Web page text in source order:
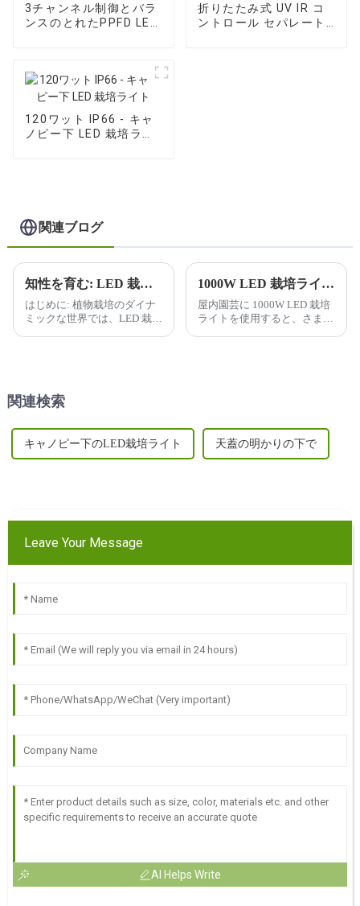
3チャンネル制御とバラ
ンスのとれたPPFD LED
折りたたみ式 UV IR コ
ントロール セパレート
120ワット IP66 - キャ
ノピー下 LED 栽培ライ
関連ブログ
知性を育む: LED 栽培ライトで未来を照らす
はじめに: 植物栽培のダイナ
ミックな世界では、LED 栽培
1000W LED 栽培ライトを使用すると、屋内ガーデニングにどのような利点がありますか?
屋内園芸に 1000W LED 栽培
ライトを使用すると、さまざ
関連検索
キャノピー下のLED栽培ライト 天蓋の明かりの下で
Leave Your Message
AI Helps Write